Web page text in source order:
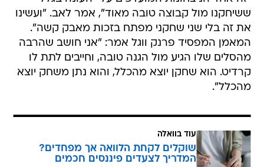
ששיחקנו מול קבוצה טובה מאוד", אמר לאב. "ועשינו
את זה בלי שני שחקני מפתח בזכות מאבק קשה".
המאמן המפסיד פרנק ווגל אמר: "אני חושב שהרבה
מהסלים שלו הגיע מול הגנה טובה, וחייבים לתת לו
קרדיט. הוא שחקן יוצא מהכלל, והוא נתן משחק יוצא
מהכלל".
עוד בוואלה
שוקלים לקחת הלוואה אך מפחדים?
המדריך לצעדים פיננסים חכמים